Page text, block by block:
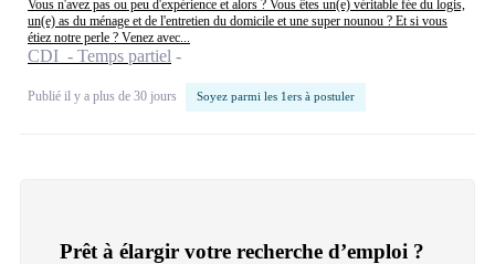
Vous n'avez pas ou peu d'expérience et alors ? Vous êtes un(e) véritable fée du logis,
un(e) as du ménage et de l'entretien du domicile et une super nounou ? Et si vous
étiez notre perle ? Venez avec...
CDI - Temps partiel
Publié il y a plus de 30 jours Soyez parmi les 1ers à postuler
Prêt à élargir votre recherche d’emploi ?